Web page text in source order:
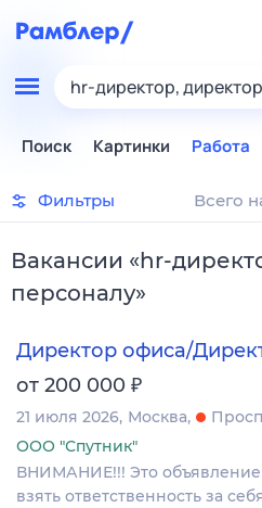
hr-директор,
Поиск Картинки Работа
Фильтры Всего
Вакансии «hr-
персоналу»
Директор офиса/
от 200 000 ₽
21 июля 2026 Москва
ООО "Спутник"
ВНИМАНИЕ!!! Это объявление
взять ответственность за